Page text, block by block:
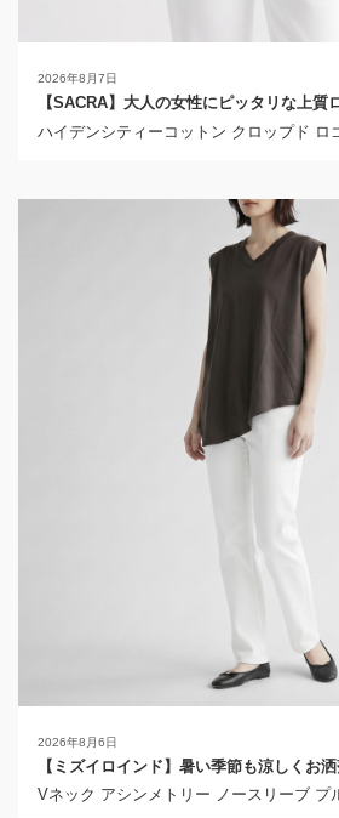
2026年8月7日
【SACRA】大人の女性にピッタリな上質
ハイデンシティーコットン クロップド ロ
2026年8月6日
【ミズイロインド】暑い季節も涼しくお
Vネック アシンメトリー ノースリーブ プ